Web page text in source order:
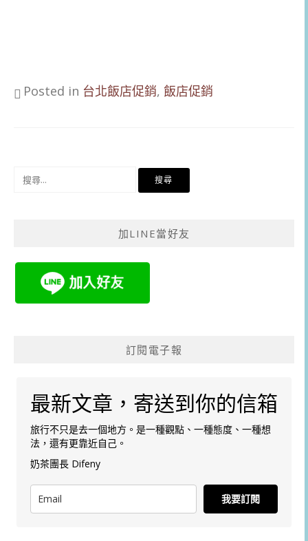
Posted in 台北飯店促銷, 飯店促銷
加LINE當好友
訂閱電子報
最新文章，寄送到你的信箱
旅行不只是去一個地方。是一種觀點、一種態度、一種想
法，還有更靠近自己。
奶茶團長 Difeny
我要訂閱